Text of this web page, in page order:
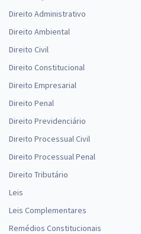
Direito Administrativo
Direito Ambiental
Direito Civil
Direito Constitucional
Direito Empresarial
Direito Penal
Direito Previdenciário
Direito Processual Civil
Direito Processual Penal
Direito Tributário
Leis
Leis Complementares
Remédios Constitucionais